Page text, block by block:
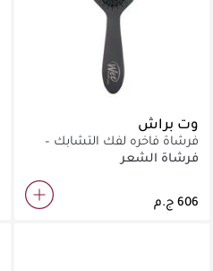
وت براش
فرشاة فاخره لفك التشابك –
أسود
فرشاة الشعر